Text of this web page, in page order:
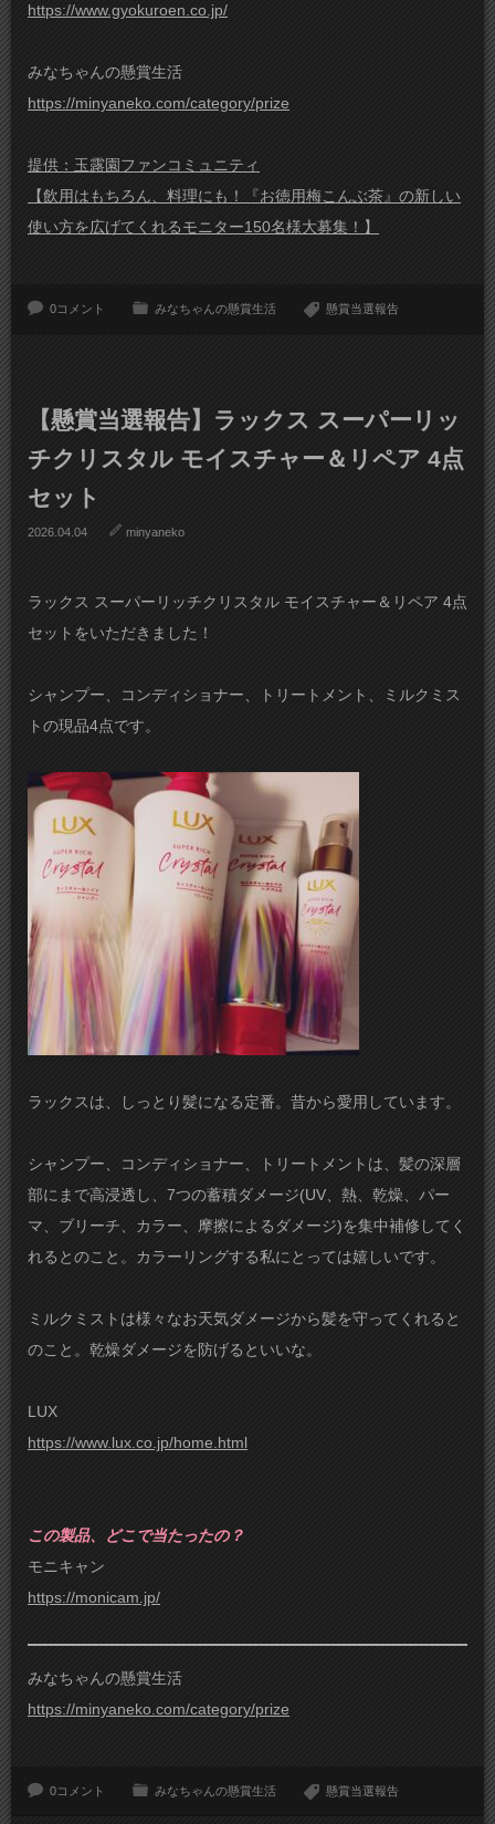
https://www.gyokuroen.co.jp/
みなちゃんの懸賞生活
https://minyaneko.com/category/prize
提供：玉露園ファンコミュニティ
【飲用はもちろん、料理にも！『お徳用梅こんぶ茶』の新しい
使い方を広げてくれるモニター150名様大募集！】
0コメント みなちゃんの懸賞生活 懸賞当選報告
【懸賞当選報告】ラックス スーパーリッ
チクリスタル モイスチャー＆リペア 4点
セット
2026.04.04 minyaneko
ラックス スーパーリッチクリスタル モイスチャー＆リペア 4点
セットをいただきました！
シャンプー、コンディショナー、トリートメント、ミルクミス
トの現品4点です。
ラックスは、しっとり髪になる定番。昔から愛用しています。
シャンプー、コンディショナー、トリートメントは、髪の深層
部にまで高浸透し、7つの蓄積ダメージ(UV、熱、乾燥、パー
マ、ブリーチ、カラー、摩擦によるダメージ)を集中補修してく
れるとのこと。カラーリングする私にとっては嬉しいです。
ミルクミストは様々なお天気ダメージから髪を守ってくれると
のこと。乾燥ダメージを防げるといいな。
LUX
https://www.lux.co.jp/home.html
この製品、どこで当たったの？
モニキャン
https://monicam.jp/
みなちゃんの懸賞生活
https://minyaneko.com/category/prize
0コメント みなちゃんの懸賞生活 懸賞当選報告